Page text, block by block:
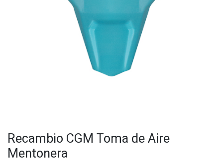
Recambio CGM Toma de Aire
Mentonera